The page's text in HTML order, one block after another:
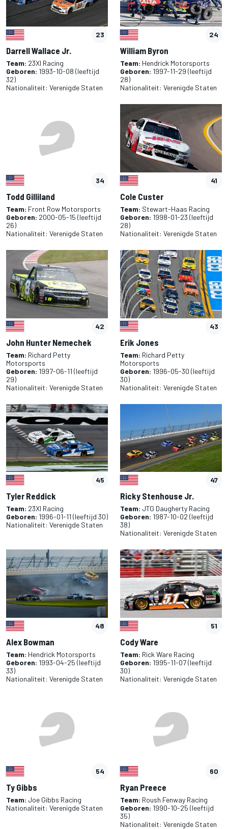
23
Darrell Wallace Jr.
Team: 23XI Racing
Geboren: 1993-10-08 (leeftijd
32)
Nationaliteit: Verenigde Staten
24
William Byron
Team: Hendrick Motorsports
Geboren: 1997-11-29 (leeftijd
28)
Nationaliteit: Verenigde Staten
34
Todd Gilliland
Team: Front Row Motorsports
Geboren: 2000-05-15 (leeftijd
26)
Nationaliteit: Verenigde Staten
41
Cole Custer
Team: Stewart-Haas Racing
Geboren: 1998-01-23 (leeftijd
28)
Nationaliteit: Verenigde Staten
42
John Hunter Nemechek
Team: Richard Petty
Motorsports
Geboren: 1997-06-11 (leeftijd
29)
Nationaliteit: Verenigde Staten
43
Erik Jones
Team: Richard Petty
Motorsports
Geboren: 1996-05-30 (leeftijd
30)
Nationaliteit: Verenigde Staten
45
Tyler Reddick
Team: 23XI Racing
Geboren: 1996-01-11 (leeftijd 30)
Nationaliteit: Verenigde Staten
47
Ricky Stenhouse Jr.
Team: JTG Daugherty Racing
Geboren: 1987-10-02 (leeftijd
38)
Nationaliteit: Verenigde Staten
48
Alex Bowman
Team: Hendrick Motorsports
Geboren: 1993-04-25 (leeftijd
33)
Nationaliteit: Verenigde Staten
51
Cody Ware
Team: Rick Ware Racing
Geboren: 1995-11-07(leeftijd
30)
Nationaliteit: Verenigde Staten
54
Ty Gibbs
Team: Joe Gibbs Racing
Nationaliteit: Verenigde Staten
60
Ryan Preece
Team: Roush Fenway Racing
Geboren: 1990-10-25 (leeftijd
35)
Nationaliteit: Verenigde Staten